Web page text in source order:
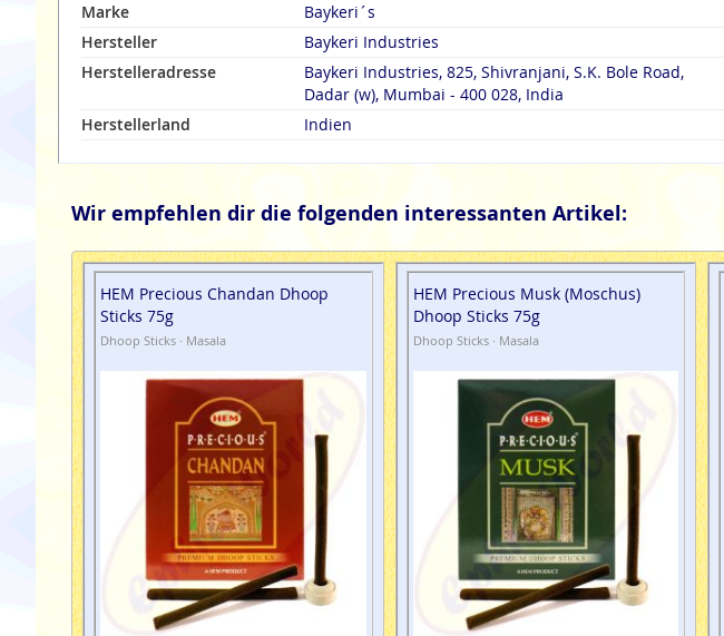
Marke
Baykeri´s
Hersteller
Baykeri Industries
Herstelleradresse
Baykeri Industries, 825, Shivranjani, S.K. Bole Road,
Dadar (w), Mumbai - 400 028, India
Herstellerland
Indien
Wir empfehlen dir die folgenden interessanten Artikel:
HEM Precious Chandan Dhoop
Sticks 75g
Dhoop Sticks · Masala
HEM Precious Musk (Moschus)
Dhoop Sticks 75g
Dhoop Sticks · Masala